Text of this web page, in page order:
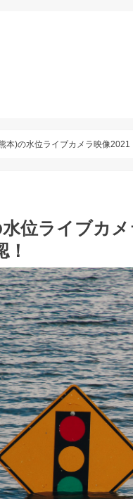
本)の水位ライブカメラ映像2021
位ライブカ